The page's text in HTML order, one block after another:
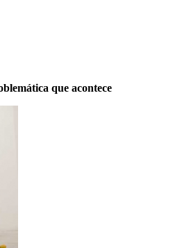
que acontece